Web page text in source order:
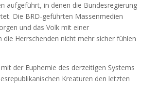
aufgeführt, in denen die Bundesregierung
Die BRD-geführten Massenmedien
und das Volk mit einer
Herrschenden nicht mehr sicher fühlen
der Euphemie des derzeitigen Systems
Kreaturen den letzten